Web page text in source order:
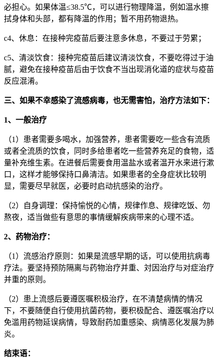
必担心。如果体温≤38.5℃，可以进行物理降温，例如温水擦
拭身体和头部，都有降温的作用；暂不用药物退热。
c4、休息：在接种完疫苗后要注意多休息，不要过于劳累；
c5、清淡饮食：接种完疫苗后建议清淡饮食，不要吃得过于油
腻，避免在接种疫苗后由于饮食不当出现消化道的症状与疫苗
反应混淆。
三、如果不幸感染了流感病毒，也无需害怕，治疗方法如下：
1、一般治疗
（1）患者需要多喝水，加强营养，患者需要吃一些含有流质
或者全流质的饮食，同时多给患者吃一些营养充足的食物，适
量补充维生素。在进餐后需要食用温盐水或者温开水来进行漱
口，这样才能够保持口鼻清洁。如果患者的全身症状比较明
显，需要尽早就医，必要时启动抗感染的治疗。
（2）自身调理：保持愉悦的心情，规律作息、规律吃饭、勿
熬夜，适当做些有意思的事情缓解疾病带来的心理不适。
2、药物治疗：
（1）流感治疗原则：如果是流感早期的话，可以使用抗病毒
疗法。要坚持预防隔离与药物治疗并重、対因治疗与对症治疗
并重的原则。
（2）患上流感后要遵医嘱积极治疗，在不清楚病情的情况
下，不要随便自行使用抗菌药物，要积极配合、遵医嘱治疗以
免滥用药物延误病情，导致耐药加重感染、病情恶化发展为肺
炎。
结束语：